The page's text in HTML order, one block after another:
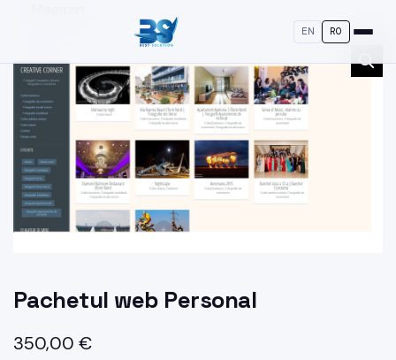
EN RO
Pachetul web Personal
350,00 €